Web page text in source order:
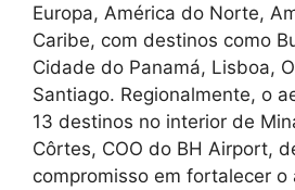
Europa, América do Norte,
Caribe, com destinos como
Cidade do Panamá, Lisboa,
Santiago. Regionalmente, o
13 destinos no interior de
Côrtes, COO do BH Airport,
compromisso em fortalecer o